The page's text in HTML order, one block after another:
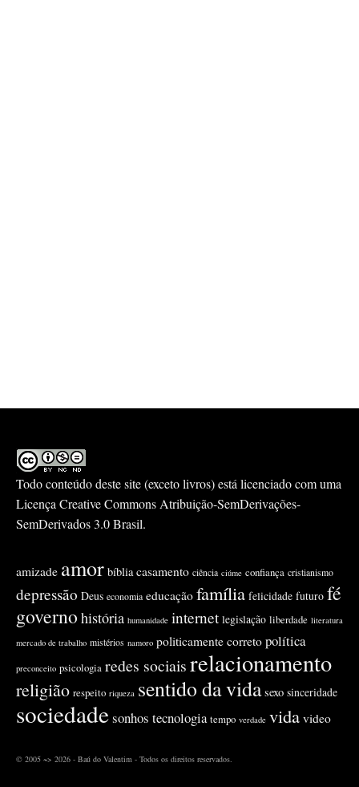
Todo conteúdo deste site (exceto livros) está licenciado com uma
Licença Creative Commons Atribuição-SemDerivações-
SemDerivados 3.0 Brasil.
amizade amor bíblia casamento ciência ciúme confiança cristianismo
depressão Deus economia educação família felicidade futuro fé
governo história humanidade internet legislação liberdade literatura
mercado de trabalho mistérios namoro politicamente correto política
preconceito psicologia redes sociaisrelacionamento
religião respeito riqueza sentido da vida sexo sinceridade
sociedadesonhos tecnologia tempo verdade vida video
© 2005 ~> 2026 - Baú do Valentim - Todos os direitos reservados.